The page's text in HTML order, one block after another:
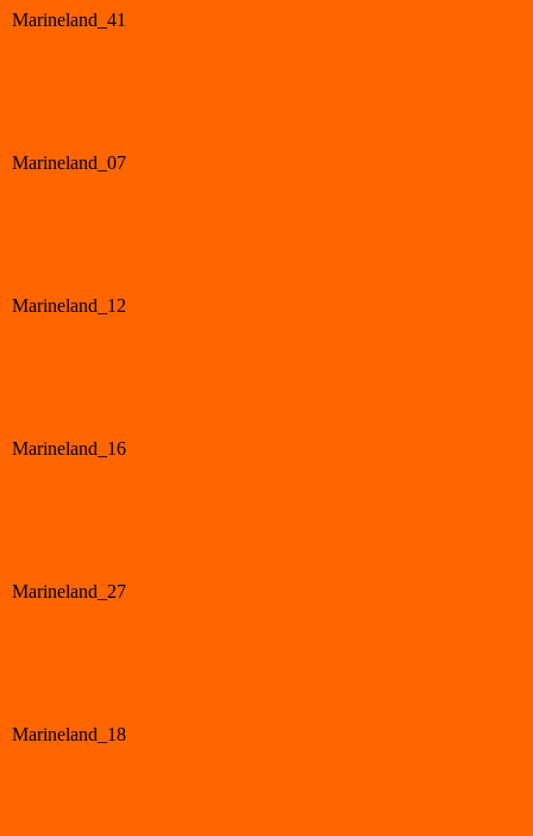
Marineland_41
Marineland_07
Marineland_12
Marineland_16
Marineland_27
Marineland_18